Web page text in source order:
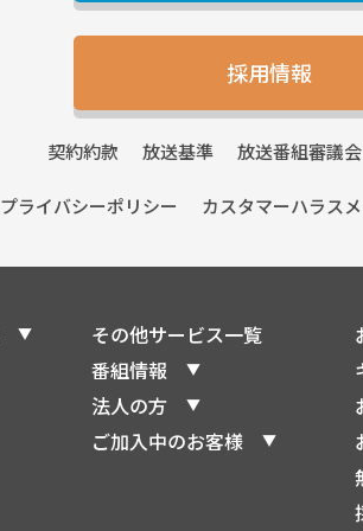
採用情報
契約約款 放送基準 放送番組審議会
プライバシーポリシー カスタマーハラス
その他サービス一覧
番組情報
法人の方
ご加入中のお客様